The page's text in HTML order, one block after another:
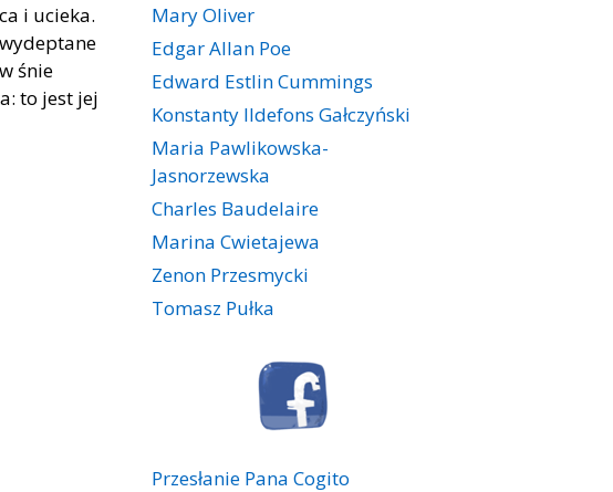
i ucieka.
śnie
to jest jej
Mary Oliver
Edgar Allan Poe
Edward Estlin Cummings
Konstanty Ildefons Gałczyński
Maria Pawlikowska-
Jasnorzewska
Charles Baudelaire
Marina Cwietajewa
Zenon Przesmycki
Tomasz Pułka
Przesłanie Pana Cogito